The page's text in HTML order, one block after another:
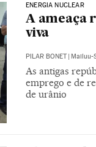
ENERGIA NUCLEAR
A ameaça
viva
PILAR BONET | Mailuu-
As antigas
emprego e de
de urânio